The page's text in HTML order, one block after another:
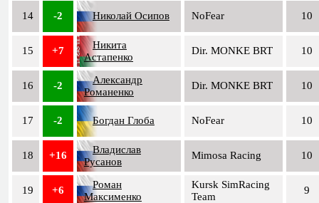
14 -2 Николай Осипов NoFear 10
15 +7
Никита
Астапенко
Dir. MONKE BRT 10
16 -2
Александр
Романенко
Dir. MONKE BRT 10
17 -2 Богдан Глоба NoFear 10
18 +16
Владислав
Русанов
Mimosa Racing 10
19 +6
Роман
Максименко
Kursk SimRacing
Team
9